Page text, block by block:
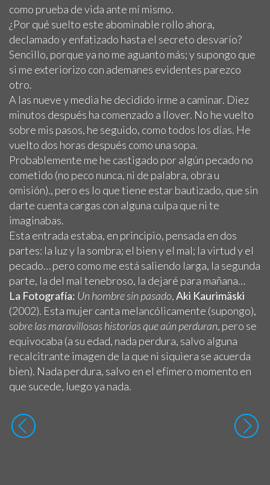
como prueba de vida ante mí mismo.
¿Por qué suelto este abominable rollo ahora,
declamado y enfatizado hasta el secreto desvarío?
Sencillo, porque ya no me aguanto más; y supongo que
si me exteriorizo con ademanes evidentes parezco
otro.
A las nueve y media he decidido irme a caminar. Diez
minutos después ha comenzado a llover. No he vuelto
sobre mis pasos, he seguido, como todos los días. He
vuelto dos horas después como una sopa.
Probablemente me he castigado por algún pecado no
cometido (no peco nunca, ni de palabra, obra u
omisión)., pero es lo que tiene estar bautizado, que sin
darte cuenta cargas con alguna culpa que ni te
imaginabas.
Esta entrada estaba, en principio, pensada en dos
partes: la luz y la sombra; el bien y el mal; la virtud y el
pecado… pero como me está saliendo larga, la segunda
parte, la del mal tenebroso, la dejaré para mañana…
La Fotografía: Un hombre sin pasado,Aki Kaurimäski
(2002). Esta mujer canta melancólicamente (supongo),
sobre las maravillosas historias que aún perduran, pero se
equivocaba (a su edad, nada perdura, salvo alguna
recalcitrante imagen de la que ni siquiera se acuerda
bien). Nada perdura, salvo en el efímero momento en
que sucede, luego ya nada.